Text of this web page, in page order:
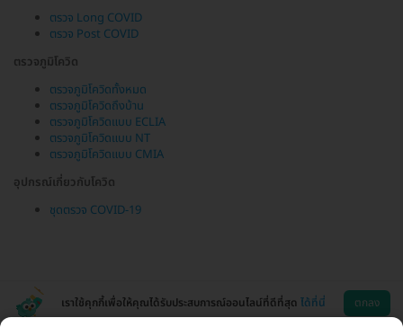
ตรวจ Long COVID
ตรวจ Post COVID
ตรวจภูมิโควิด
ตรวจภูมิโควิดทั้งหมด
ตรวจภูมิโควิดถึงบ้าน
ตรวจภูมิโควิดแบบ ECLIA
ตรวจภูมิโควิดแบบ NT
ตรวจภูมิโควิดแบบ CMIA
อุปกรณ์เกี่ยวกับโควิด
ชุดตรวจ COVID-19
เราใช้คุกกี้เพื่อให้คุณได้รับประสบการณ์ออนไลน์ที่ดีที่สุด ได้ที่นี่ ตกลง